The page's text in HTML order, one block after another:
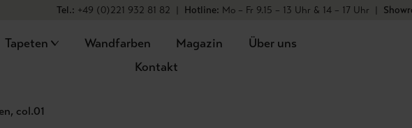
Tel.: +49 (0)221 932 81 82 | Hotline: Mo – Fr 9.15 – 13 Uhr & 14 – 17 Uhr |
Tapeten Wandfarben Magazin
Über uns
Kontakt
col.01